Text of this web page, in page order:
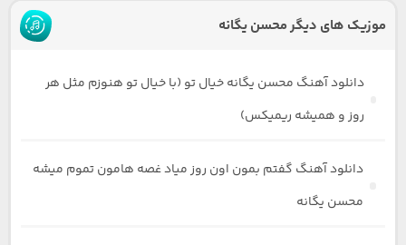
موزیک های دیگر محسن یگانه
دانلود آهنگ محسن یگانه خیال تو (با خیال تو هنوزم مثل هر
روز و همیشه ریمیکس)
دانلود آهنگ گفتم بمون اون روز میاد غصه هامون تموم میشه
محسن یگانه